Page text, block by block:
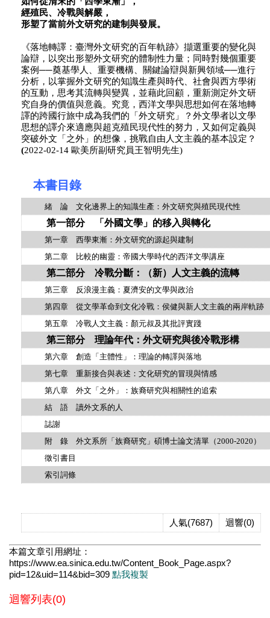
經殖民、冷戰與解嚴，
形塑了當前外文研究的建制與發展。
《落地轉譯：臺灣外文研究的百年軌跡》擷選重要的變化與
論辯，以突出形塑外文研究的體制性力量；同時對幾個重要
案例──奠基學人、重要機構、關鍵論辯與新興領域──進行
分析，以掌握外文研究的知識生產與時代、社會與西方學術
的互動，思考其流轉與變異，並藉此回顧，重新測定外文研
究自身的價值與意義。究竟，西洋文學與思想如何在落地轉
譯的跨國行旅中成為我們的「外文研究」？外文學者以文學
思想的譯介來適應與超克殖民現代性的努力，又如何定義與
突破外文「之外」的想像，挑戰自由人文主義的基本設定？
(2022-02-14 歐美所副研究員王智明先生)
本書目錄
緒 論 文化邊界上的知識生產：外文研究與殖民現代性
第一部分 「外國文學」的移入與轉化
第一章 西學東漸：外文研究的源起與建制
第二章 比較的幽靈：帝國大學時代的西洋文學講座
第二部分 冷戰分斷：（新）人文主義的流轉
第三章 反浪漫主義：夏濟安的文學與政治
第四章 從文學革命到文化冷戰：侯健與新人文主義的兩岸軌跡
第五章 冷戰人文主義：顏元叔及其批評實踐
第三部分 理論年代：外文研究與後冷戰形構
第六章 創造「主體性」：理論的轉譯與落地
第七章 重新接合與表述：文化研究的冒現與情感
第八章 外文「之外」：族裔研究與相關性的追索
結 語 讀外文系的人
誌謝
附 錄 外文系所「族裔研究」碩博士論文清單（2000-2020 ）
徵引書目
索引詞條
迴響(0)
人氣(7687)
本篇文章引用網址：
https://www.ea.sinica.edu.tw/Content_Book_Page.aspx?
pid=12&uid=114&bid=309 點我複製
迴響列表(0)